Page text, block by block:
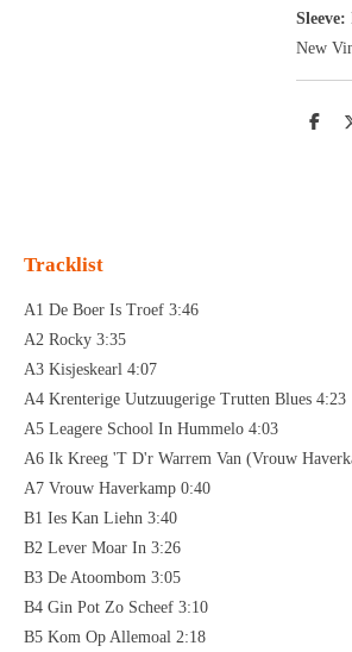
Sleeve:
New
D
Tracklist
A1 De Boer Is Troef 3:46
A2 Rocky 3:35
A3 Kisjeskearl 4:07
A4 Krenterige Uutzuugerige Trutten Blues 4:23
A5 Leagere School In Hummelo 4:03
A6 Ik Kreeg 'T D'r Warrem Van (Vrouw
A7 Vrouw Haverkamp 0:40
B1 Ies Kan Liehn 3:40
B2 Lever Moar In 3:26
B3 De Atoombom 3:05
B4 Gin Pot Zo Scheef 3:10
B5 Kom Op Allemoal 2:18